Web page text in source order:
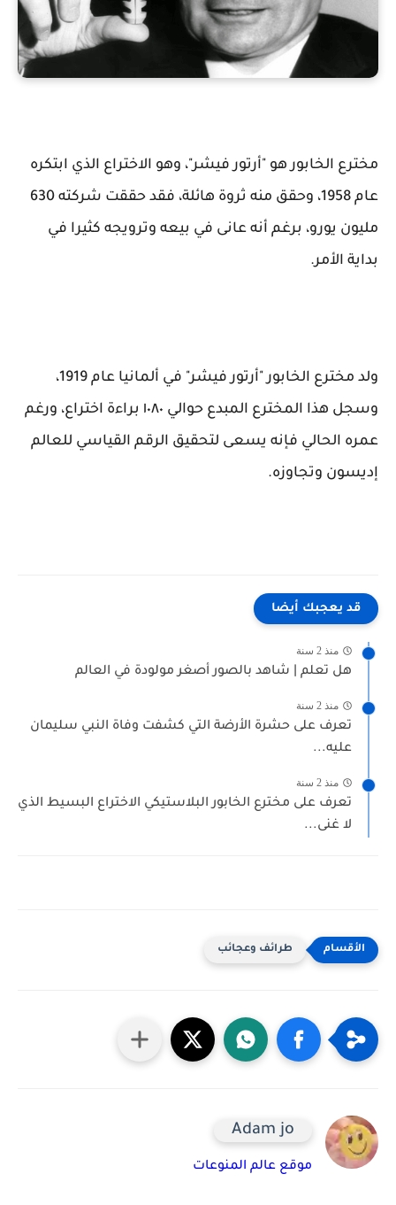
مخترع الخابور هو "أرتور فيشر"، وهو الاختراع الذي ابتكره
عام 1958، وحقق منه ثروة هائلة، فقد حققت شركته 630
مليون يورو، برغم أنه عانى في بيعه وترويجه كثيرا في
بداية الأمر.
ولد مخترع الخابور "أرتور فيشر" في ألمانيا عام 1919،
وسجل هذا المخترع المبدع حوالي ١٠٨٠ براءة اختراع، ورغم
عمره الحالي فإنه يسعى لتحقيق الرقم القياسي للعالم
إديسون وتجاوزه.
قد يعجبك أيضا
منذ 2 سنة
هل تعلم | شاهد بالصور أصغر مولودة في العالم
منذ 2 سنة
تعرف على حشرة الأرضة التي كشفت وفاة النبي سليمان
عليه...
منذ 2 سنة
تعرف على مخترع الخابور البلاستيكي الاختراع البسيط الذي
لا غنى...
طرائف وعجائب
Adam jo
موقع عالم المنوعات